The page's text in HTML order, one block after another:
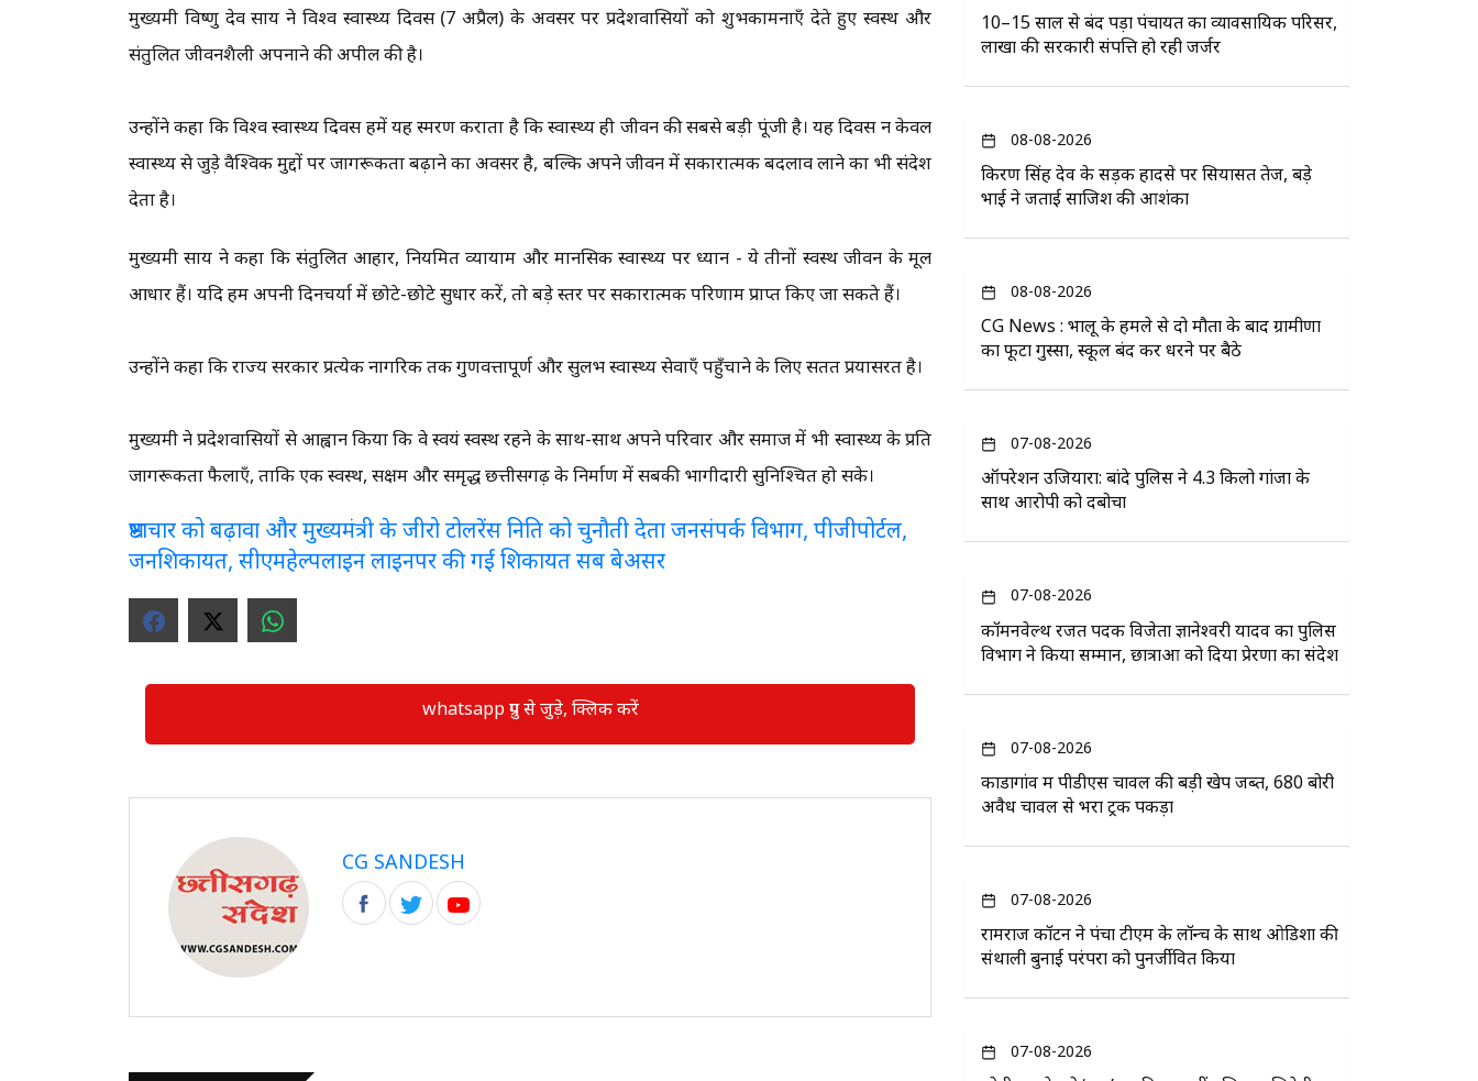
मुख्यमंत्री विष्णु देव साय ने विश्व स्वास्थ्य दिवस (7 अप्रैल) के अवसर पर प्रदेशवासियों को शुभकामनाएँ देते हुए स्वस्थ और
संतुलित जीवनशैली अपनाने की अपील की है।
उन्होंने कहा कि विश्व स्वास्थ्य दिवस हमें यह स्मरण कराता है कि स्वास्थ्य ही जीवन की सबसे बड़ी पूंजी है। यह दिवस न केवल
स्वास्थ्य से जुड़े वैश्विक मुद्दों पर जागरूकता बढ़ाने का अवसर है, बल्कि अपने जीवन में सकारात्मक बदलाव लाने का भी संदेश
देता है।
मुख्यमंत्री साय ने कहा कि संतुलित आहार, नियमित व्यायाम और मानसिक स्वास्थ्य पर ध्यान - ये तीनों स्वस्थ जीवन के मूल
आधार हैं। यदि हम अपनी दिनचर्या में छोटे-छोटे सुधार करें, तो बड़े स्तर पर सकारात्मक परिणाम प्राप्त किए जा सकते हैं।
उन्होंने कहा कि राज्य सरकार प्रत्येक नागरिक तक गुणवत्तापूर्ण और सुलभ स्वास्थ्य सेवाएँ पहुँचाने के लिए सतत प्रयासरत है।
मुख्यमंत्री ने प्रदेशवासियों से आह्वान किया कि वे स्वयं स्वस्थ रहने के साथ-साथ अपने परिवार और समाज में भी स्वास्थ्य के प्रति
जागरूकता फैलाएँ, ताकि एक स्वस्थ, सक्षम और समृद्ध छत्तीसगढ़ के निर्माण में सबकी भागीदारी सुनिश्चित हो सके।
भ्रष्टाचार को बढ़ावा और मुख्यमंत्री के जीरो टोलरेंस निति को चुनौती देता जनसंपर्क विभाग, पीजीपोर्टल,
जनशिकायत, सीएमहेल्पलाइन लाइनपर की गई शिकायत सब बेअसर
whatsapp ग्रुप से जुड़े, क्लिक करें
CG SANDESH
10–15 साल से बंद पड़ा पंचायत का व्यावसायिक परिसर,
लाखों की सरकारी संपत्ति हो रही जर्जर
08-08-2026
किरण सिंह देव के सड़क हादसे पर सियासत तेज, बड़े
भाई ने जताई साजिश की आशंका
08-08-2026
CG News : भालू के हमले से दो मौतों के बाद ग्रामीणों
का फूटा गुस्सा, स्कूल बंद कर धरने पर बैठे
07-08-2026
ऑपरेशन उजियारा: बांदे पुलिस ने 4.3 किलो गांजा के
साथ आरोपी को दबोचा
07-08-2026
कॉमनवेल्थ रजत पदक विजेता ज्ञानेश्वरी यादव का पुलिस
विभाग ने किया सम्मान, छात्राओं को दिया प्रेरणा का संदेश
07-08-2026
कोंडागांव में पीडीएस चावल की बड़ी खेप जब्त, 680 बोरी
अवैध चावल से भरा ट्रक पकड़ा
07-08-2026
रामराज कॉटन ने पंचा टीएम के लॉन्च के साथ ओडिशा की
संथाली बुनाई परंपरा को पुनर्जीवित किया
07-08-2026